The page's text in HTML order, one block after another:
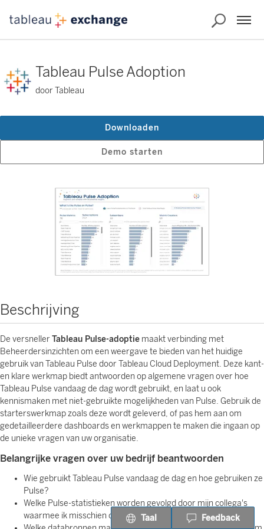
Tableau Pulse Adoption
door Tableau
Demo starten
Downloaden
Beschrijving
De versnellerTableau Pulse-adoptie maakt verbinding met
Beheerdersinzichten om een weergave te bieden van het huidige
gebruik van Tableau Pulse door Tableau Cloud Deployment. Deze kant-
en klare werkmap biedt antwoorden op algemene vragen over hoe
Tableau Pulse vandaag de dag wordt gebruikt, en laat u ook
kennismaken met niet-gebruikte mogelijkheden van Pulse. Gebruik de
starterswerkmap zoals deze wordt geleverd, of pas hem aan om
gedetailleerdere dashboards en werkmappen te maken die ingaan op
de unieke vragen van uw organisatie.
Belangrijke vragen over uw bedrijf beantwoorden
Wie gebruikt Tableau Pulse vandaag de dag en hoe gebruiken ze
Pulse?
Welke Pulse-statistieken worden gevolgd door mijn collega's
waarmee ik misschien ook rekening moet houden?
Taal Feedback